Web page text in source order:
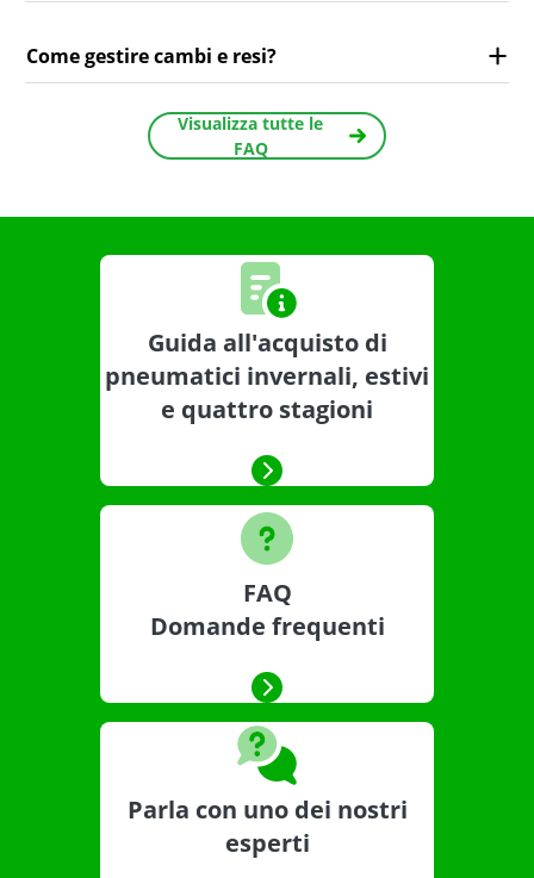
Come gestire cambi e resi?
Visualizza tutte le
FAQ
Guida all'acquisto di
pneumatici invernali, estivi
e quattro stagioni
FAQ
Domande frequenti
Parla con uno dei nostri
esperti